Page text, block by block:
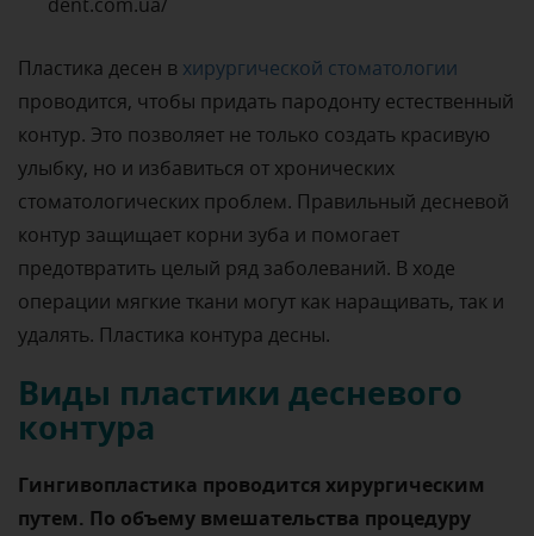
Пластика десен в хирургической стоматологии
проводится, чтобы придать пародонту естественный
контур. Это позволяет не только создать красивую
улыбку, но и избавиться от хронических
стоматологических проблем. Правильный десневой
контур защищает корни зуба и помогает
предотвратить целый ряд заболеваний. В ходе
операции мягкие ткани могут как наращивать, так и
удалять. Пластика контура десны.
Виды пластики десневого
контура
Гингивопластика проводится хирургическим
путем. По объему вмешательства процедуру